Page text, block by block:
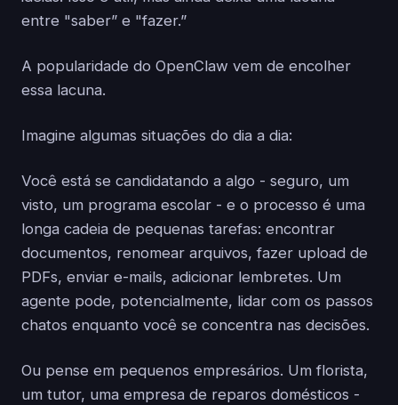
entre "saber” e "fazer.”
A popularidade do OpenClaw vem de encolher
essa lacuna.
Imagine algumas situações do dia a dia:
Você está se candidatando a algo - seguro, um
visto, um programa escolar - e o processo é uma
longa cadeia de pequenas tarefas: encontrar
documentos, renomear arquivos, fazer upload de
PDFs, enviar e-mails, adicionar lembretes. Um
agente pode, potencialmente, lidar com os passos
chatos enquanto você se concentra nas decisões.
Ou pense em pequenos empresários. Um florista,
um tutor, uma empresa de reparos domésticos -